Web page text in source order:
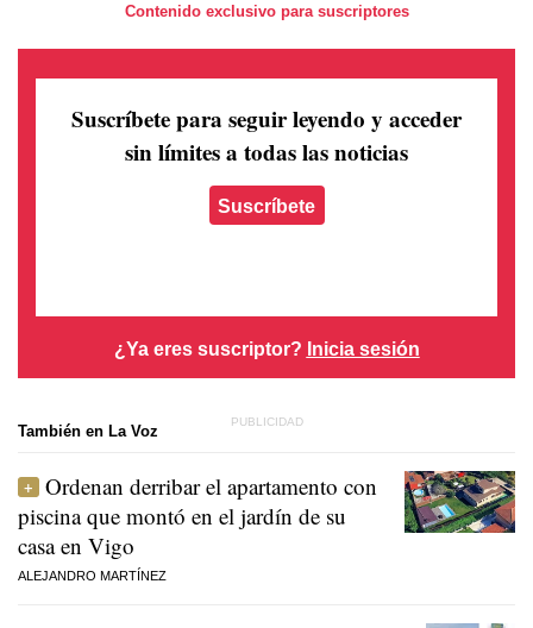
Contenido exclusivo para suscriptores
Suscríbete para seguir leyendo y acceder
sin límites a todas las noticias
Suscríbete
¿Ya eres suscriptor? Inicia sesión
También en La Voz
Ordenan derribar el apartamento con
piscina que montó en el jardín de su
casa en Vigo
ALEJANDRO MARTÍNEZ